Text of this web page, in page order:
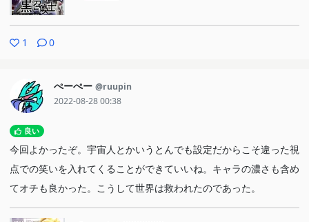
1 0
ぺーぺー @ruupin
2022-08-28 00:38
良い
今回よかったぞ。宇宙人とかいうとんでも設定だからこそ違った視
点での笑いを入れてくることができていいね。キャラの濃さも含め
てオチも良かった。こうして世界は救われたのであった。